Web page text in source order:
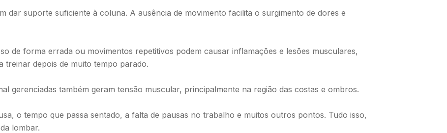
dar suporte suficiente à coluna. A ausência de movimento facilita o surgimento de dores e
de forma errada ou movimentos repetitivos podem causar inflamações e lesões musculares,
treinar depois de muito tempo parado.
gerenciadas também geram tensão muscular, principalmente na região das costas e ombros.
o tempo que passa sentado, a falta de pausas no trabalho e muitos outros pontos. Tudo isso,
lombar.